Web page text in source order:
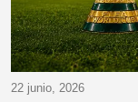
22 junio, 2026